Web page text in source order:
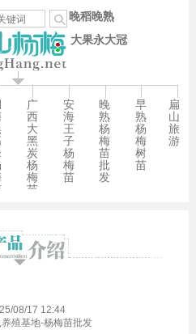
晚稻晚熟
大果永大冠
广
西
大
黑
炭
杨
梅
苗
安
海
王
子
杨
梅
苗
晚
熟
杨
梅
苗
批
发
早
熟
杨
梅
树
苗
扁
山
旅
游
08/17 12:44
殖基地-杨梅苗批发